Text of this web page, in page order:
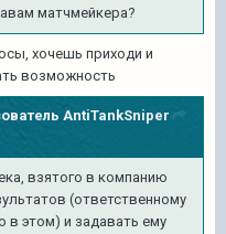
матчмейкера?
хочешь приходи и
возможность
AntiTankSniper
взятого в компанию
(ответственному
в этом) и задавать ему